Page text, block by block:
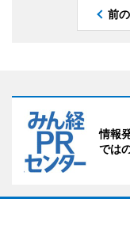
前
情報
では